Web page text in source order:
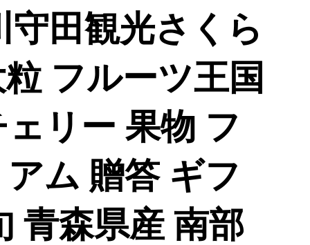
守田観光さくら
フルーツ王国
リー 果物 フ
ム 贈答 ギフ
青森県産 南部